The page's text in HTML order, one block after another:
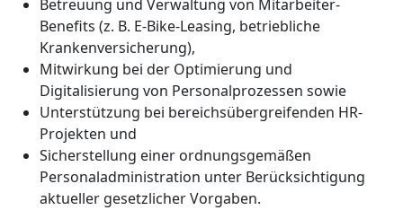
Betreuung und Verwaltung von Mitarbeiter-
Benefits (z. B. E-Bike-Leasing, betriebliche
Krankenversicherung),
Mitwirkung bei der Optimierung und
Digitalisierung von Personalprozessen sowie
Unterstützung bei bereichsübergreifenden HR-
Projekten und
Sicherstellung einer ordnungsgemäßen
Personaladministration unter Berücksichtigung
aktueller gesetzlicher Vorgaben.